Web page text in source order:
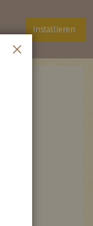
Installieren
Suche